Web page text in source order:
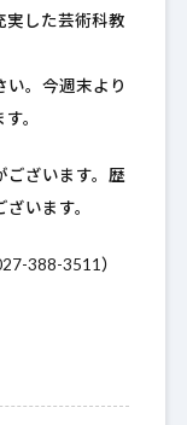
実した芸術科教
い。今週末より
。
ざいます。歴
います。
388-3511）